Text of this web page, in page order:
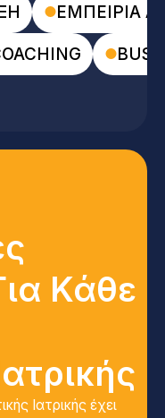
ΕΜΠΕΙΡΙΑ
Κάθε
Ιατρικής έχει